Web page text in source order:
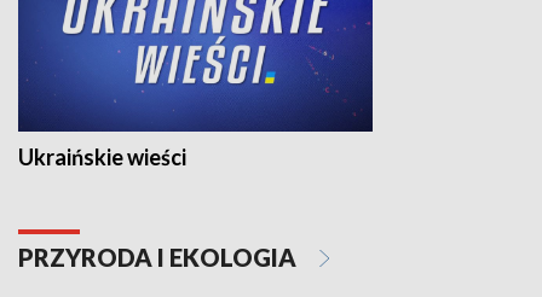
Ukraińskie wieści
PRZYRODA I EKOLOGIA